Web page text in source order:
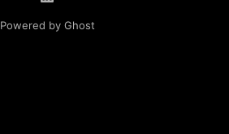
Powered by Ghost